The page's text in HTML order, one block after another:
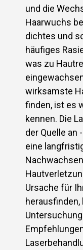
und die
Haarwuchs
dichtes und
häufiges
was zu
wirksamste
finden, ist es
kennen. Die
der Quelle an
eine
Ursache für
herausfinden,